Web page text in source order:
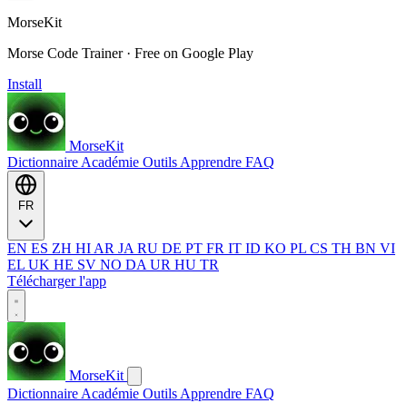
MorseKit
Morse Code Trainer · Free on Google Play
Install
MorseKit
Dictionnaire Académie Outils Apprendre FAQ
EN ES ZH HI AR JA RU DE PT FR IT ID KO PL CS TH BN VI
EL UK HE SV NO DA UR HU TR
Télécharger l'app
MorseKit
Dictionnaire Académie Outils Apprendre FAQ